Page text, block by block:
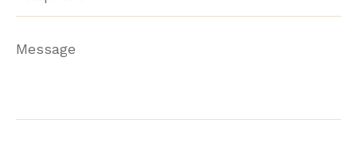
Message
*